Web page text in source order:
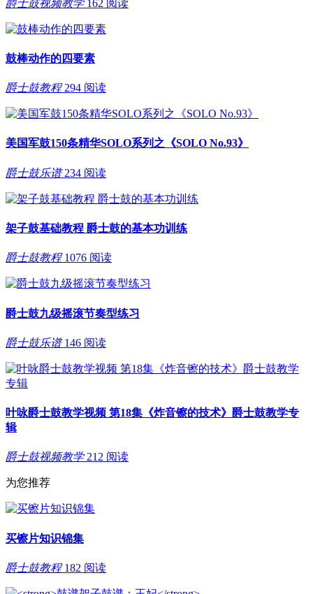
爵士鼓视频教学 162 阅读
鼓棒动作的四要素
爵士鼓教程 294 阅读
美国军鼓150条精华SOLO系列之《SOLO No.93》
爵士鼓乐谱 234 阅读
架子鼓基础教程 爵士鼓的基本功训练
爵士鼓教程 1076 阅读
爵士鼓九级摇滚节奏型练习
爵士鼓乐谱 146 阅读
叶咏爵士鼓教学视频 第18集《炸音镲的技术》爵士鼓教学专
辑
爵士鼓视频教学 212 阅读
为您推荐
买镲片知识锦集
爵士鼓教程 182 阅读